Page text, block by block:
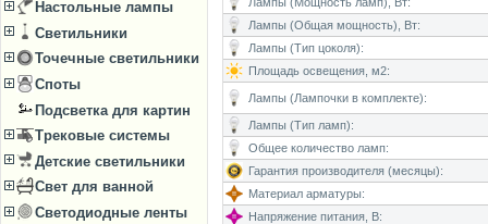
Настольные лампы
Светильники
Точечные светильники
Споты
Подсветка для картин
Трековые системы
Детские светильники
Свет для ванной
Светодиодные ленты
Лампы (Общая мощность), Вт:
Лампы (Тип цоколя):
Площадь освещения, м2:
Лампы (Лампочки в комплекте):
Лампы (Тип ламп):
Общее количество ламп:
Гарантия производителя (месяцы):
Материал арматуры:
Напряжение питания, В: